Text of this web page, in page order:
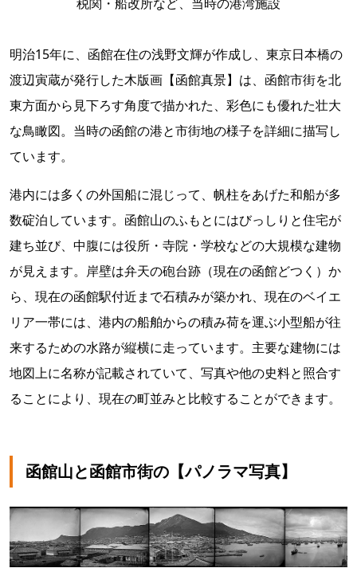
明治15年に、函館在住の浅野文輝が作成し、東京日本橋の
渡辺寅蔵が発行した木版画【函館真景】は、函館市街を北
東方面から見下ろす角度で描かれた、彩色にも優れた壮大
な鳥瞰図。当時の函館の港と市街地の様子を詳細に描写し
ています。
港内には多くの外国船に混じって、帆柱をあげた和船が多
数碇泊しています。函館山のふもとにはびっしりと住宅が
建ち並び、中腹には役所・寺院・学校などの大規模な建物
が見えます。岸壁は弁天の砲台跡（現在の函館どつく）か
ら、現在の函館駅付近まで石積みが築かれ、現在のベイエ
リア一帯には、港内の船舶からの積み荷を運ぶ小型船が往
来するための水路が縦横に走っています。主要な建物には
地図上に名称が記載されていて、写真や他の史料と照合す
ることにより、現在の町並みと比較することができます。
函館山と函館市街の【パノラマ写真】